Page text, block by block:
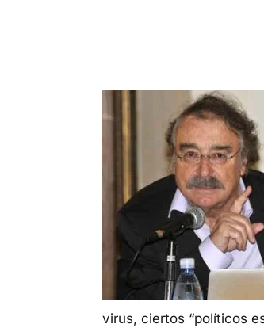
virus, ciertos “políticos